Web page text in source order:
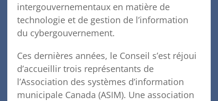
intergouvernementaux en matière de
technologie et de gestion de l’information
du cybergouvernement.
Ces dernières années, le Conseil s’est réjoui
d’accueillir trois représentants de
l’Association des systèmes d’information
municipale Canada (ASIM). Une association